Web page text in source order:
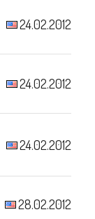
24.02.2012
24.02.2012
24.02.2012
28.02.2012